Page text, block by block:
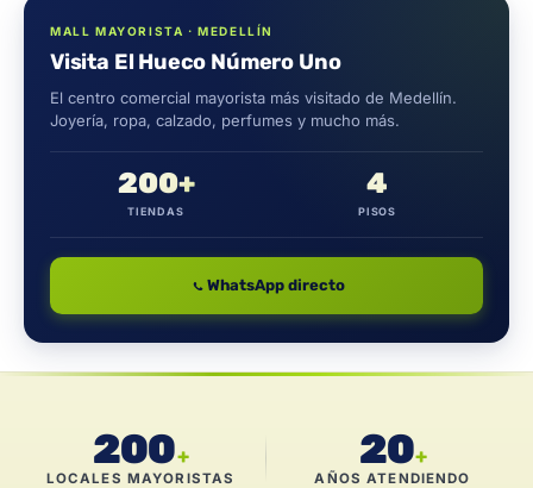
MALL MAYORISTA · MEDELLÍN
Visita El Hueco Número Uno
El centro comercial mayorista más visitado de Medellín.
Joyería, ropa, calzado, perfumes y mucho más.
200+
TIENDAS
4
PISOS
WhatsApp directo
200+
LOCALES MAYORISTAS
20+
AÑOS ATENDIENDO